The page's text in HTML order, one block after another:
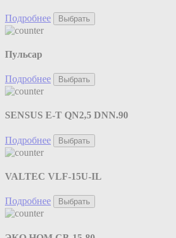
Подробнее Выбрать
Пульсар
Подробнее Выбрать
SENSUS E-T QN2,5 DNN.90
Подробнее Выбрать
VALTEC VLF-15U-IL
Подробнее Выбрать